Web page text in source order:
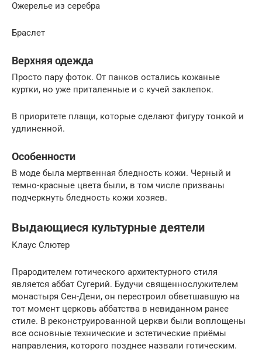
Ожерелье из серебра
Браслет
Верхняя одежда
Просто пару фоток. От панков остались кожаные
куртки, но уже приталенные и с кучей заклепок.
В приоритете плащи, которые сделают фигуру тонкой и
удлиненной.
Особенности
В моде была мертвенная бледность кожи. Черный и
темно-красные цвета были, в том числе призваны
подчеркнуть бледность кожи хозяев.
Выдающиеся культурные деятели
Клаус Слютер
Прародителем готического архитектурного стиля
является аббат Сугерий. Будучи священнослужителем
монастыря Сен-Дени, он перестроил обветшавшую на
тот момент церковь аббатства в невиданном ранее
стиле. В реконструированной церкви были воплощены
все основные технические и эстетические приёмы
направления, которого позднее назвали готическим.